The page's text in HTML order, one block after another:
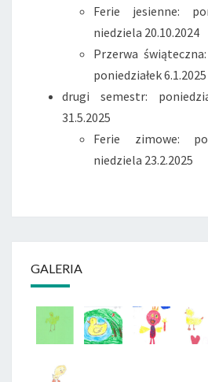
Ferie jesienne:
niedziela 20.10.2024
Przerwa
poniedziałek 6.1.2025
drugi semestr:
31.5.2025
Ferie zimowe:
niedziela 23.2.2025
GALERIA